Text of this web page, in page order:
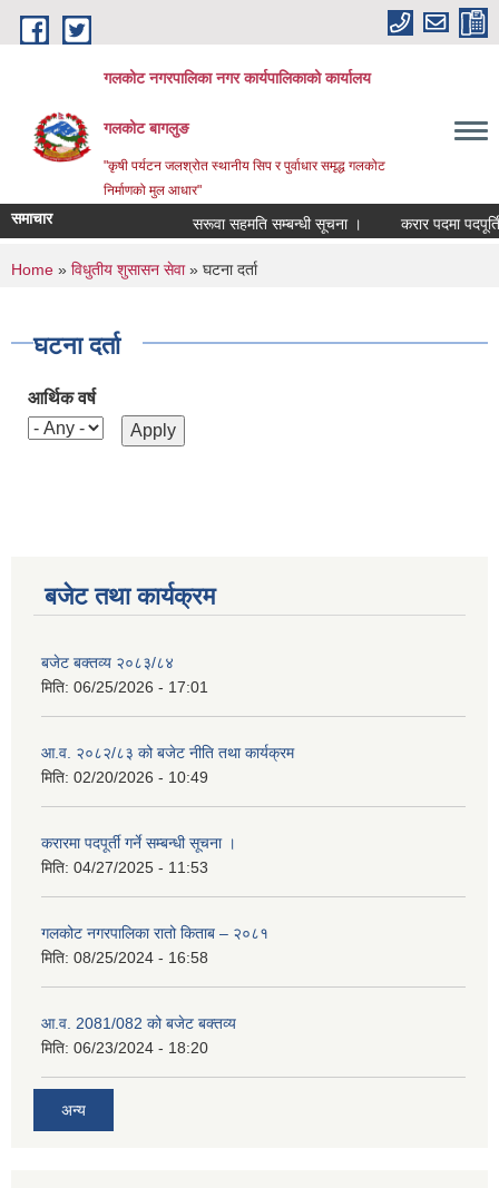
Skip to main content
गलकोट नगरपालिका नगर कार्यपालिकाको कार्यालय
गलकोट बागलुङ
"कृषी पर्यटन जलश्रोत स्थानीय सिप र पुर्वाधार समृद्ध गलकोट
निर्माणको मुल आधार"
समाचार सरूवा सहमति सम्बन्धी सूचना । करार पदमा
You are here
Home » विधुतीय शुसासन सेवा» घटना दर्ता
घटना दर्ता
आर्थिक वर्ष
बजेट तथा कार्यक्रम
बजेट बक्तव्य २०८३/८४
मिति: 06/25/2026 - 17:01
आ.व. २०८२/८३ को बजेट नीति तथा कार्यक्रम
मिति: 02/20/2026 - 10:49
करारमा पदपूर्ती गर्ने सम्बन्धी सूचना ।
मिति: 04/27/2025 - 11:53
गलकोट नगरपालिका रातो किताब – २०८१
मिति: 08/25/2024 - 16:58
आ.व. 2081/082 को बजेट बक्तव्य
मिति: 06/23/2024 - 18:20
अन्य